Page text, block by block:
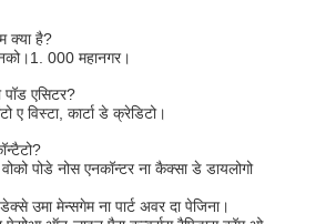
क्या है?
000 महानगर।
पॉड एसिटर?
ए विस्टा, कार्टा डे क्रेडिटो।
पोडे नोस एनकॉन्टर ना कैक्सा डे डायलोगो
उमा मेन्सगेम ना पार्ट अवर दा पेजिना।